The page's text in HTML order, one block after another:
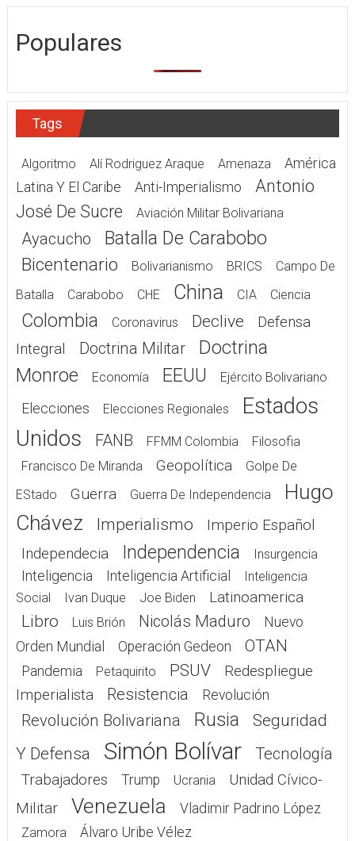
Populares
Tags
Algoritmo Alí Rodriguez Araque Amenaza
América
Latina Y El Caribe
Anti-Imperialismo
Antonio
José De Sucre
Aviación Militar Bolivariana
Ayacucho Batalla De Carabobo
Bicentenario Bolivarianismo BRICS
Campo De
Batalla
Carabobo CHE China CIA Ciencia
Colombia Coronavirus Declive
Defensa
Integral
Doctrina Militar
Doctrina
Monroe
Economía EEUU Ejército Bolivariano
Elecciones Elecciones Regionales
Estados
Unidos
FANB FFMM Colombia
Filosofia
Francisco De Miranda
Geopolítica
Golpe De
EStado
Guerra Guerra De Independencia
Hugo
Chávez
Imperialismo
Imperio Español
Independecia
Independencia Insurgencia
Inteligencia Inteligencia Artificial
Inteligencia
Social
Ivan Duque Joe Biden Latinoamerica
Libro Luis Brión Nicolás Maduro
Nuevo
Orden Mundial
Operación Gedeon OTAN
Pandemia Petaquirito PSUV
Redespliegue
Imperialista
Resistencia Revolución
Revolución Bolivariana Rusia
Seguridad
Y Defensa
Simón Bolívar Tecnología
Trabajadores Trump Ucrania
Unidad Cívico-
Militar
Venezuela Vladimir Padrino López
Zamora Álvaro Uribe Vélez